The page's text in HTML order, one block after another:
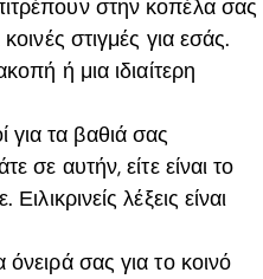
στην κοπέλα σας
στιγμές για εσάς.
ή μια ιδιαίτερη
για τα βαθιά σας
σε αυτήν, είτε είναι το
λέξεις είναι
όνειρά σας για το κοινό